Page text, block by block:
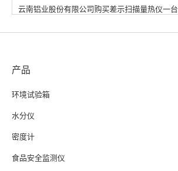
云南铝业股份有限公司购买差示扫描量热仪一台
产品
环境试验箱
水分仪
密度计
食品安全监测仪